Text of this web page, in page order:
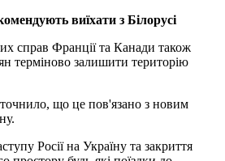
виїхати з Білорусі
справ Франції та Канади також
терміново залишити територію
що це пов'язано з новим
Росії на Україну та закриття